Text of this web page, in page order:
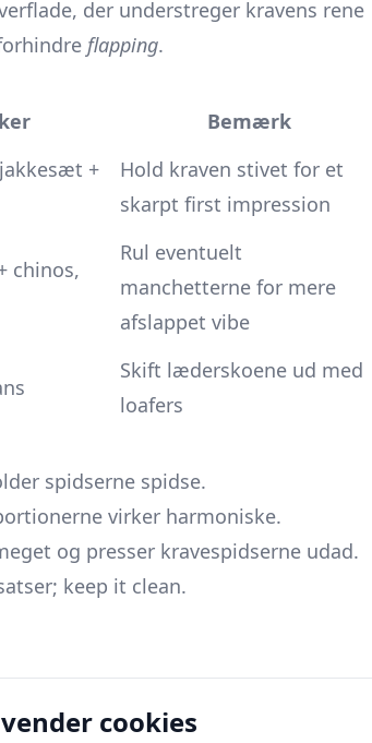
der understreger kravens rene
flapping.
Bemærk
+
Hold kraven stivet for et
skarpt first impression
chinos,
Rul eventuelt
manchetterne for mere
afslappet vibe
Skift læderskoene ud med
loafers
spidserne spidse.
virker harmoniske.
og presser kravespidserne udad.
keep it clean.
den klassiske spidskrave. Den leverer
spread, spreadogcutaway-kraverne
cookies